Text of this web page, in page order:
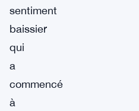
sentiment
baissier
qui
a
commencé
à